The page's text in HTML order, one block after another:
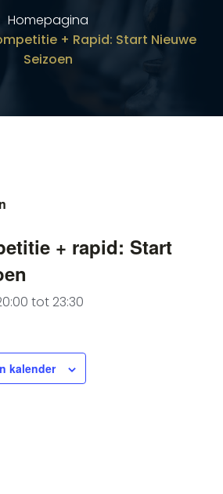
Homepagina
+ Rapid: Start Nieuwe
Seizoen
+ rapid: Start
tot 23:30
kalender